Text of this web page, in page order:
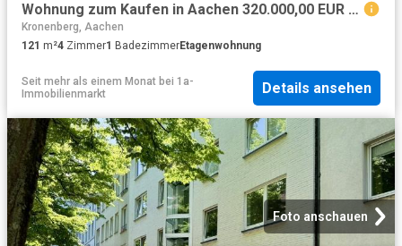
Wohnung zum Kaufen in Aachen 320.000,00 EUR 121 m²
Kronenberg, Aachen
121 m²4 Zimmer1 BadezimmerEtagenwohnung
Seit mehr als einem Monat bei 1a-
Immobilienmarkt
Details ansehen
Foto anschauen